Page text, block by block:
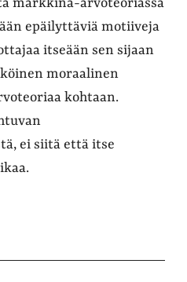
epäilyttäviä motiiveja
itseään sen sijaan
moraalinen
kohtaan.
ei siitä että itse